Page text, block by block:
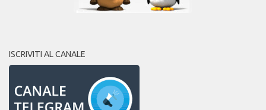
ISCRIVITI AL CANALE